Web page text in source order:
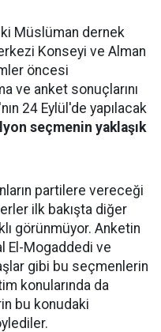
Müslüman dernek
Konseyi ve Alman
öncesi
ve anket sonuçlarını
24 Eylül'de yapılacak
seçmenin yaklaşık
partilere vereceği
ilk bakışta diğer
görünmüyor. Anketin
El-Mogaddedi ve
gibi bu seçmenlerin
konularında da
bu konudaki